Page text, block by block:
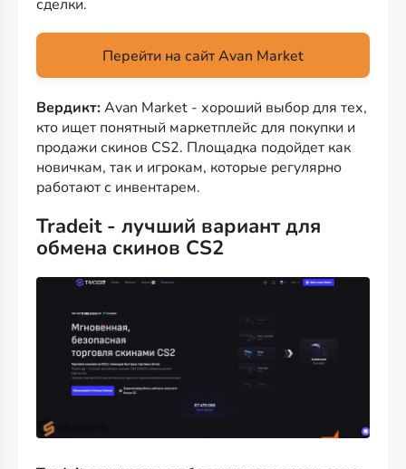
сделки.
Перейти на сайт Avan Market
Вердикт:Avan Market - хороший выбор для тех,
кто ищет понятный маркетплейс для покупки и
продажи скинов CS2. Площадка подойдет как
новичкам, так и игрокам, которые регулярно
работают с инвентарем.
Tradeit - лучший вариант для
обмена скинов CS2